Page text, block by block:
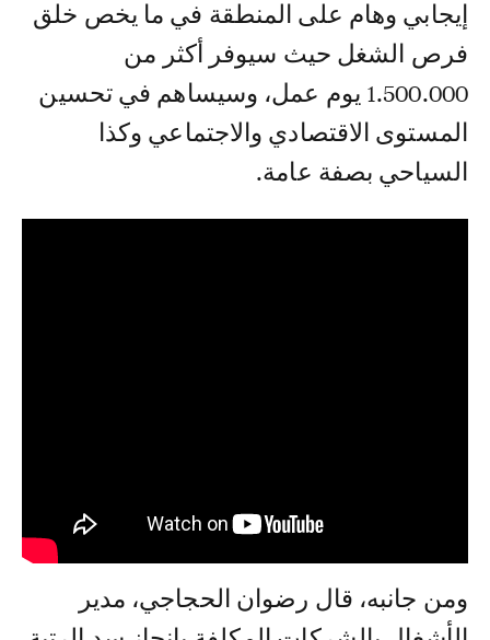
إيجابي وهام على المنطقة في ما يخص خلق
فرص الشغل حيث سيوفر أكثر من
1.500.000 يوم عمل، وسيساهم في تحسين
المستوى الاقتصادي والاجتماعي وكذا
السياحي بصفة عامة.
ومن جانبه، قال رضوان الحجاجي، مدير